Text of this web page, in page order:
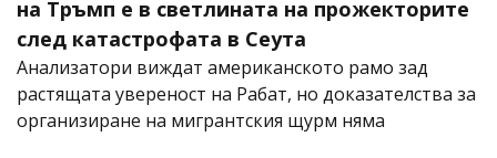
на Тръмп е в светлината на прожекторите
след катастрофата в Сеута
Анализатори виждат американското рамо зад
растящата увереност на Рабат, но доказателства за
организиране на мигрантския щурм няма